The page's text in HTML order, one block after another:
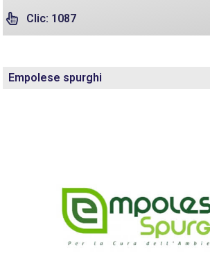
Clic: 1087
Empolese spurghi